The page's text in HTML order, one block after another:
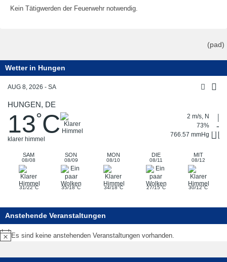
Kein Tätigwerden der Feuerwehr notwendig.
(pad)
Wetter in Hungen
AUG 8, 2026 - SA
HUNGEN, DE
13°C
klarer himmel
2 m/s, N
73%
766.57 mmHg
SAM
08/08
SON
08/09
MON
08/10
DIE
08/11
MIT
08/12
31/22°C 35/18°C 34/18°C 27/15°C 30/12°C
Anstehende Veranstaltungen
Hinweis
Es sind keine anstehenden Veranstaltungen vorhanden.